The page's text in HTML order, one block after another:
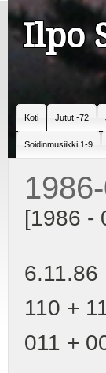
Ilpo
Koti Jutut -72
Soidinmusiikki 1-9
[1986 -
110 +
011 +